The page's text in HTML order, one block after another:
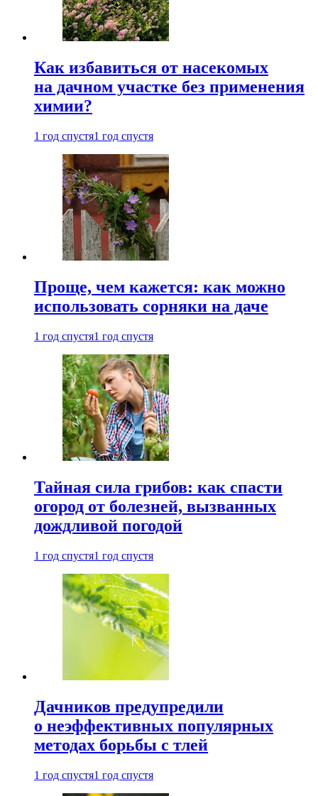
Как избавиться от насекомых
на дачном участке без применения
химии?
1 год спустя1 год спустя
Проще, чем кажется: как можно
использовать сорняки на даче
1 год спустя1 год спустя
Тайная сила грибов: как спасти
огород от болезней, вызванных
дождливой погодой
1 год спустя1 год спустя
Дачников предупредили
о неэффективных популярных
методах борьбы с тлей
1 год спустя1 год спустя